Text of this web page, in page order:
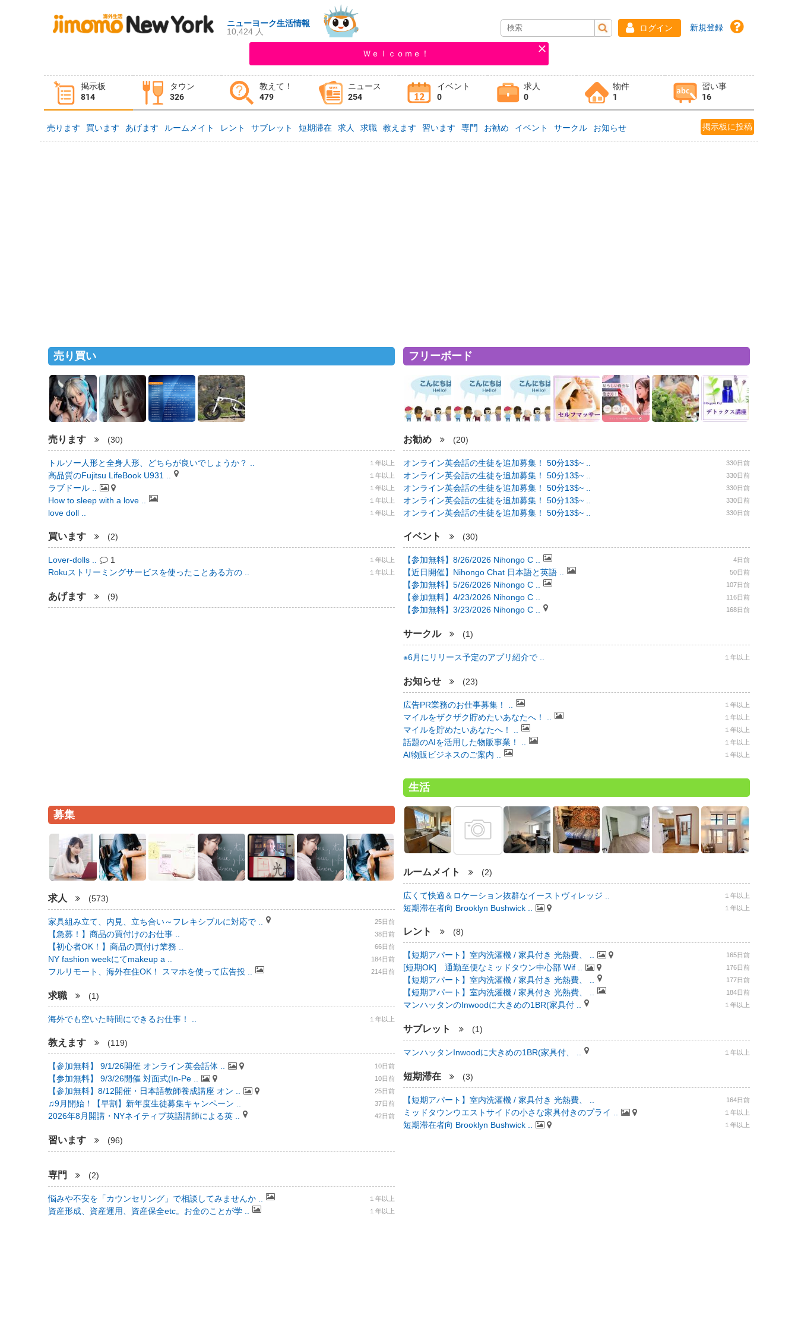
ニューヨーク生活情報
10,424 人
ログイン 新規登録
Ｗｅｌｃｏｍｅ！
掲示板
814
タウン
326
教えて！
479
ニュース
254
イベント
0
求人
0
物件
1
習い事
16
タウン情報 教えて！
売ります 買います あげます ルームメイト レント サブレット 短期滞在 求人 求職 教えます 習います 専門 お勧め イベント サークル お知らせ 掲示板に投稿
売り買い
売ります (30)
トルソー人形と全身人形、どちらが良いでしょうか？ .. １年以上
高品質のFujitsu LifeBook U931 .. １年以上
ラブドール .. １年以上
How to sleep with a love .. １年以上
love doll .. １年以上
買います (2)
Lover-dolls .. 1 １年以上
Rokuストリーミングサービスを使ったことある方の .. １年以上
あげます (9)
募集
求人 (573)
家具組み立て、内見、立ち合い～フレキシブルに対応で .. 25日前
【急募！】商品の買付けのお仕事 .. 38日前
【初心者OK！】商品の買付け業務 .. 66日前
NY fashion weekにてmakeup a .. 184日前
フルリモート、海外在住OK！ スマホを使って広告投 .. 214日前
求職 (1)
海外でも空いた時間にできるお仕事！ .. １年以上
教えます (119)
【参加無料】 9/1/26開催 オンライン英会話体 .. 10日前
【参加無料】 9/3/26開催 対面式(In-Pe .. 10日前
【参加無料】8/12開催・日本語教師養成講座 オン .. 25日前
♫9月開始！【早割】新年度生徒募集キャンペーン .. 37日前
2026年8月開講・NYネイティブ英語講師による英 .. 42日前
習います (96)
専門 (2)
悩みや不安を「カウンセリング」で相談してみませんか .. １年以上
資産形成、資産運用、資産保全etc。お金のことが学 .. １年以上
フリーボード
お勧め (20)
オンライン英会話の生徒を追加募集！ 50分13$~ .. 330日前
オンライン英会話の生徒を追加募集！ 50分13$~ .. 330日前
オンライン英会話の生徒を追加募集！ 50分13$~ .. 330日前
オンライン英会話の生徒を追加募集！ 50分13$~ .. 330日前
オンライン英会話の生徒を追加募集！ 50分13$~ .. 330日前
イベント (30)
【参加無料】8/26/2026 Nihongo C .. 4日前
【近日開催】Nihongo Chat 日本語と英語 .. 50日前
【参加無料】5/26/2026 Nihongo C .. 107日前
【参加無料】4/23/2026 Nihongo C .. 116日前
【参加無料】3/23/2026 Nihongo C .. 168日前
サークル (1)
※6月にリリース予定のアプリ紹介で .. １年以上
お知らせ (23)
広告PR業務のお仕事募集！ .. １年以上
マイルをザクザク貯めたいあなたへ！ .. １年以上
マイルを貯めたいあなたへ！ .. １年以上
話題のAIを活用した物販事業！ .. １年以上
AI物販ビジネスのご案内 .. １年以上
生活
ルームメイト (2)
広くて快適＆ロケーション抜群なイーストヴィレッジ .. １年以上
短期滞在者向 Brooklyn Bushwick .. １年以上
レント (8)
【短期アパート】室内洗濯機 / 家具付き 光熱費、 .. 165日前
[短期OK] 通勤至便なミッドタウン中心部 Wif .. 176日前
【短期アパート】室内洗濯機 / 家具付き 光熱費、 .. 177日前
【短期アパート】室内洗濯機 / 家具付き 光熱費、 .. 184日前
マンハッタンのInwoodに大きめの1BR(家具付 .. １年以上
サブレット (1)
マンハッタンInwoodに大きめの1BR(家具付、 .. １年以上
短期滞在 (3)
【短期アパート】室内洗濯機 / 家具付き 光熱費、 .. 164日前
ミッドタウンウエストサイドの小さな家具付きのプライ .. １年以上
短期滞在者向 Brooklyn Bushwick .. １年以上